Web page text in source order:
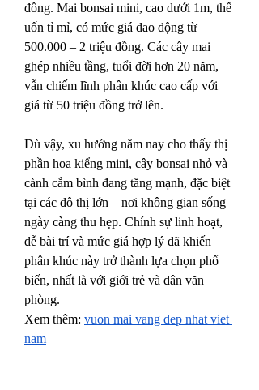
đồng. Mai bonsai mini, cao dưới 1m, thế
uốn tỉ mỉ, có mức giá dao động từ
500.000 – 2 triệu đồng. Các cây mai
ghép nhiều tầng, tuổi đời hơn 20 năm,
vẫn chiếm lĩnh phân khúc cao cấp với
giá từ 50 triệu đồng trở lên.
Dù vậy, xu hướng năm nay cho thấy thị
phần hoa kiểng mini, cây bonsai nhỏ và
cành cắm bình đang tăng mạnh, đặc biệt
tại các đô thị lớn – nơi không gian sống
ngày càng thu hẹp. Chính sự linh hoạt,
dễ bài trí và mức giá hợp lý đã khiến
phân khúc này trở thành lựa chọn phổ
biến, nhất là với giới trẻ và dân văn
phòng.
Xem thêm: vuon mai vang dep nhat viet
nam